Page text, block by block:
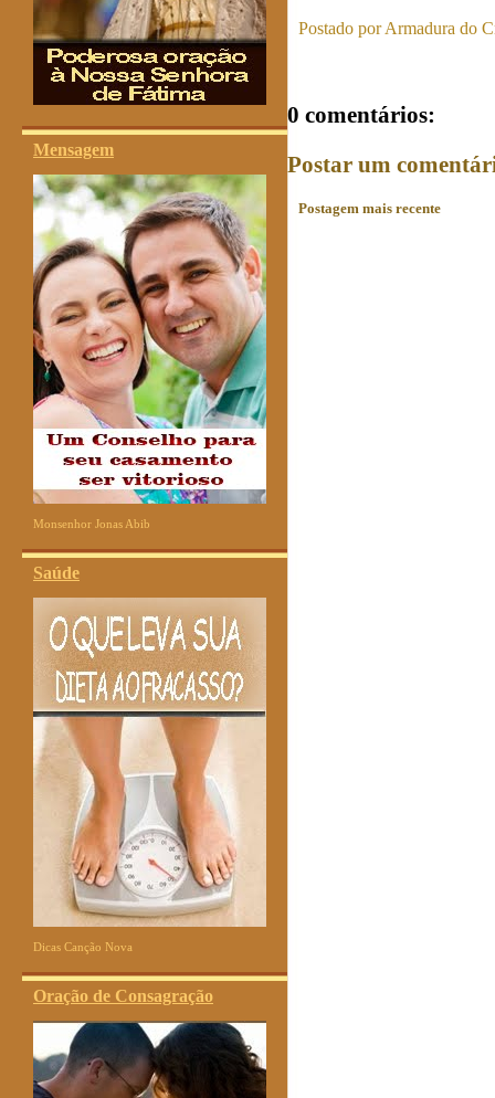
Mensagem
Monsenhor Jonas Abib
Saúde
Dicas Canção Nova
Oração de Consagração
Postado porArmadura do
0 comentários:
Postar um
Postagem mais recente